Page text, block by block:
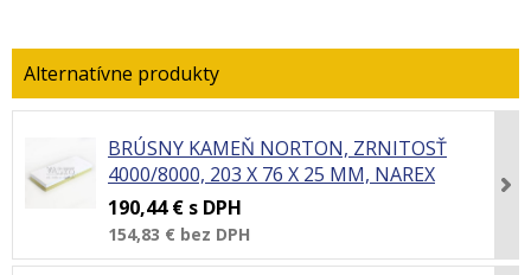
BRÚSNY KAMEŇ NORTON, ZRNITOSŤ
4000/8000, 203 X 76 X 25 MM, NAREX
190,44 € s DPH
154,83 € bez DPH